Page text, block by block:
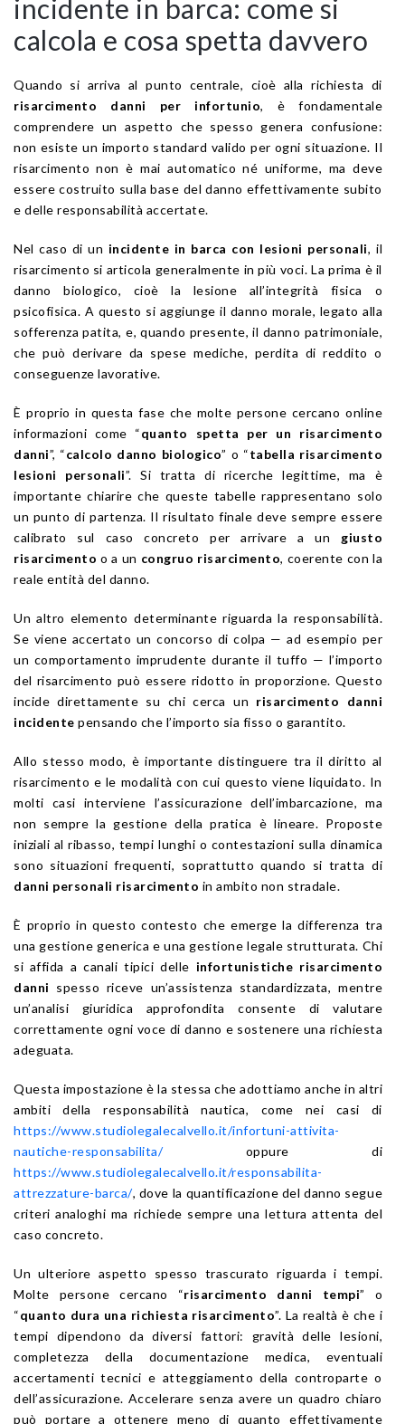
incidente in barca: come si
calcola e cosa spetta davvero
Quando si arriva al punto centrale, cioè alla richiesta di
risarcimento danni per infortunio, è fondamentale
comprendere un aspetto che spesso genera confusione:
non esiste un importo standard valido per ogni situazione. Il
risarcimento non è mai automatico né uniforme, ma deve
essere costruito sulla base del danno effettivamente subito
e delle responsabilità accertate.
Nel caso di un incidente in barca con lesioni personali, il
risarcimento si articola generalmente in più voci. La prima è il
danno biologico, cioè la lesione all’integrità fisica o
psicofisica. A questo si aggiunge il danno morale, legato alla
sofferenza patita, e, quando presente, il danno patrimoniale,
che può derivare da spese mediche, perdita di reddito o
conseguenze lavorative.
È proprio in questa fase che molte persone cercano online
informazioni come “quanto spetta per un risarcimento
danni”, “calcolo danno biologico” o “tabella risarcimento
lesioni personali”. Si tratta di ricerche legittime, ma è
importante chiarire che queste tabelle rappresentano solo
un punto di partenza. Il risultato finale deve sempre essere
calibrato sul caso concreto per arrivare a un giusto
risarcimento o a un congruo risarcimento, coerente con la
reale entità del danno.
Un altro elemento determinante riguarda la responsabilità.
Se viene accertato un concorso di colpa — ad esempio per
un comportamento imprudente durante il tuffo — l’importo
del risarcimento può essere ridotto in proporzione. Questo
incide direttamente su chi cerca un risarcimento danni
incidente pensando che l’importo sia fisso o garantito.
Allo stesso modo, è importante distinguere tra il diritto al
risarcimento e le modalità con cui questo viene liquidato. In
molti casi interviene l’assicurazione dell’imbarcazione, ma
non sempre la gestione della pratica è lineare. Proposte
iniziali al ribasso, tempi lunghi o contestazioni sulla dinamica
sono situazioni frequenti, soprattutto quando si tratta di
danni personali risarcimento in ambito non stradale.
È proprio in questo contesto che emerge la differenza tra
una gestione generica e una gestione legale strutturata. Chi
si affida a canali tipici delle infortunistiche risarcimento
danni spesso riceve un’assistenza standardizzata, mentre
un’analisi giuridica approfondita consente di valutare
correttamente ogni voce di danno e sostenere una richiesta
adeguata.
Questa impostazione è la stessa che adottiamo anche in altri
ambiti della responsabilità nautica, come nei casi di
https://www.studiolegalecalvello.it/infortuni-attivita-
nautiche-responsabilita/oppure di
https://www.studiolegalecalvello.it/responsabilita-
attrezzature-barca/, dove la quantificazione del danno segue
criteri analoghi ma richiede sempre una lettura attenta del
caso concreto.
Un ulteriore aspetto spesso trascurato riguarda i tempi.
Molte persone cercano “risarcimento danni tempi” o
“quanto dura una richiesta risarcimento”. La realtà è che i
tempi dipendono da diversi fattori: gravità delle lesioni,
completezza della documentazione medica, eventuali
accertamenti tecnici e atteggiamento della controparte o
dell’assicurazione. Accelerare senza avere un quadro chiaro
può portare a ottenere meno di quanto effettivamente